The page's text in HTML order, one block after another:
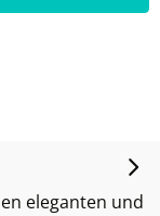
eleganten und